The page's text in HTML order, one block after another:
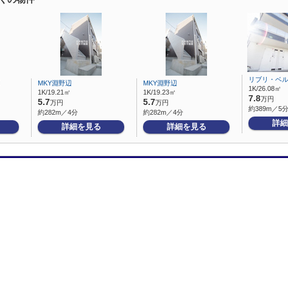
MKY淵野辺
1K/19.21㎡
5.7万円
約282m／4分
詳細を見る
MKY淵野辺
1K/19.23㎡
5.7万円
約282m／4分
詳細を見る
リブリ・ベ
1K/26.08㎡
7.8万円
約389m／5分
詳